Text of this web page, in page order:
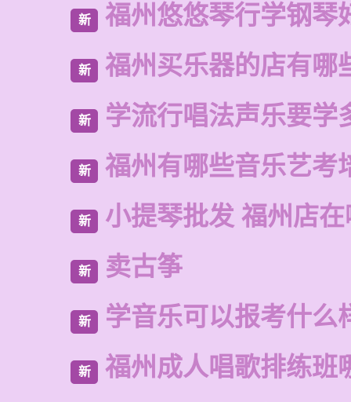
新 福州悠悠琴行学钢琴
新 福州买乐器的店有哪
新 学流行唱法声乐要学
新 福州有哪些音乐艺考
新 小提琴批发 福州店
新 卖古筝
新 学音乐可以报考什么
新 福州成人唱歌排练班